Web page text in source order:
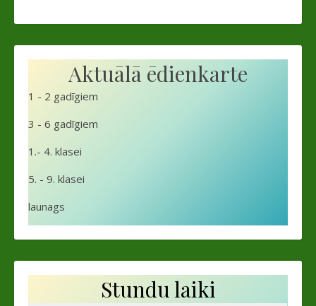
Aktuālā ēdienkarte
1 - 2 gadīgiem
3 - 6 gadīgiem
1.- 4. klasei
5. - 9. klasei
launags
Stundu laiki